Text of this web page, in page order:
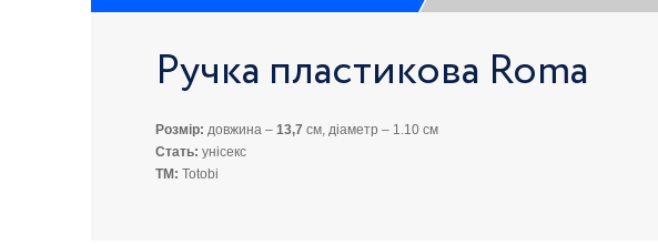
Ручка пластикова Roma
Розмір: довжина – 13,7 см, діаметр – 1.10 см
Стать: унісекс
ТМ: Totobi